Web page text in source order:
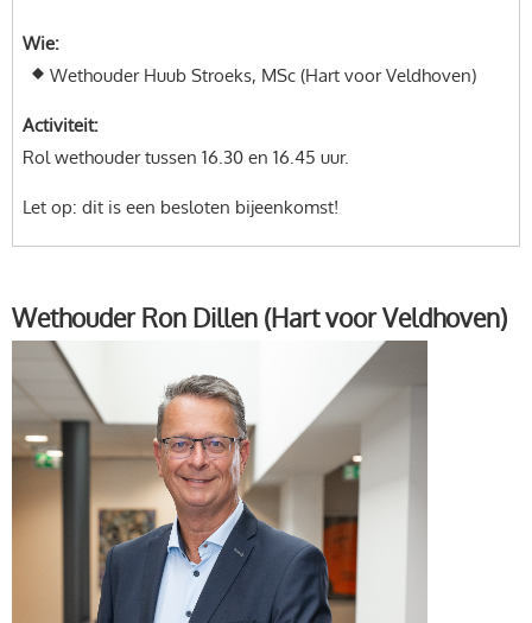
Wie
Wethouder Huub Stroeks, MSc (Hart voor Veldhoven)
Activiteit
Rol wethouder tussen 16.30 en 16.45 uur.
Let op: dit is een besloten bijeenkomst!
Wethouder Ron Dillen (Hart voor Veldhoven)